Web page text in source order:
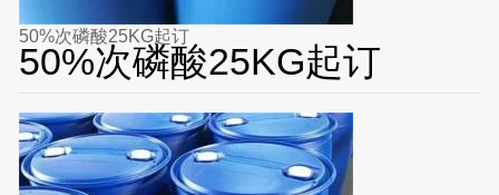
50%次磷酸25KG起订
50%次磷酸25KG起订